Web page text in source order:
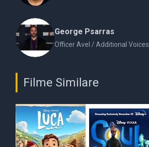
George Psarras
Officer Avel / Additional Voices
Filme Similare